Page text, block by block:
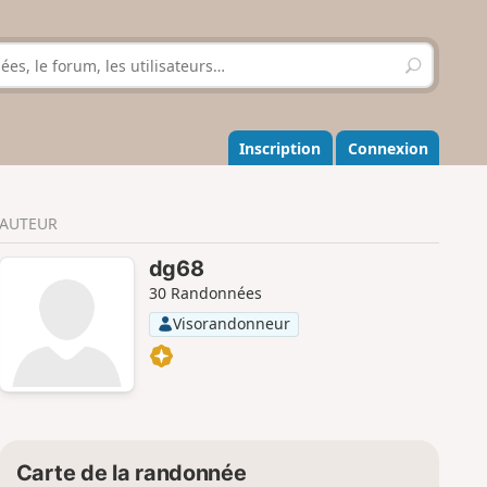
R
e
h
e
r
r
Inscription Connexion
AUTEUR
dg68
30 Randonnées
Visorandonneur
Carte de la randonnée